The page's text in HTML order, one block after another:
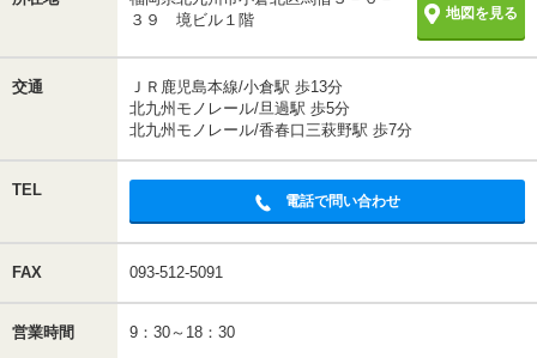
３９ 境ビル１階
地図を見る
交通
ＪＲ鹿児島本線/小倉駅 歩13分
北九州モノレール/旦過駅 歩5分
北九州モノレール/香春口三萩野駅 歩7分
TEL
電話で問い合わせ
FAX 093-512-5091
営業時間 9：30～18：30